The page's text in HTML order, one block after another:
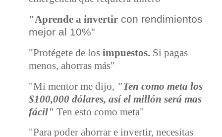
"Aprende a invertir con rendimientos
mejor al 10%"
"Protégete de los impuestos. Si pagas
menos, ahorras más"
"Mi mentor me dijo, "Ten como meta los
$100,000 dólares, así el millón será mas
fácil" Ten esto como meta"
"Para poder ahorrar e invertir, necesitas